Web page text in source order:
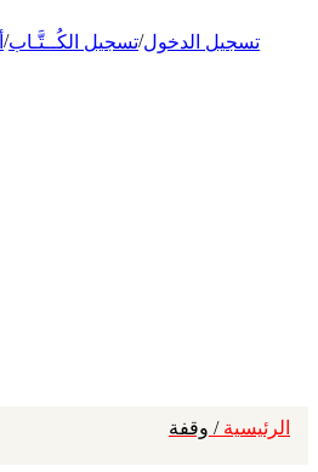
تسجيل الدخول/تسجيل الكُــتَّـاب/
الرئيسية / وقفة